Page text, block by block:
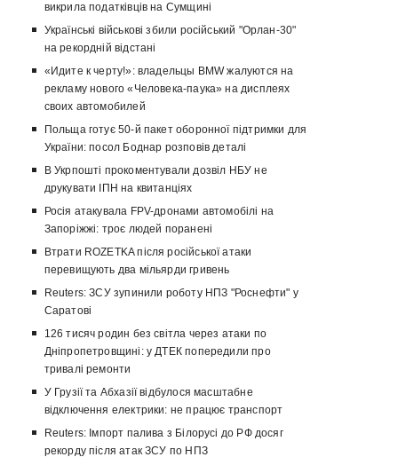
викрила податківців на Сумщині
Українські військові збили російський "Орлан-30"
на рекордній відстані
«Идите к черту!»: владельцы BMW жалуются на
рекламу нового «Человека-паука» на дисплеях
своих автомобилей
Польща готує 50-й пакет оборонної підтримки для
України: посол Боднар розповів деталі
В Укрпошті прокоментували дозвіл НБУ не
друкувати ІПН на квитанціях
Росія атакувала FPV-дронами автомобілі на
Запоріжжі: троє людей поранені
Втрати ROZETKA після російської атаки
перевищують два мільярди гривень
Reuters: ЗСУ зупинили роботу НПЗ "Роснефти" у
Саратові
126 тисяч родин без світла через атаки по
Дніпропетровщині: у ДТЕК попередили про
тривалі ремонти
У Грузії та Абхазії відбулося масштабне
відключення електрики: не працює транспорт
Reuters: Імпорт палива з Білорусі до РФ досяг
рекорду після атак ЗСУ по НПЗ